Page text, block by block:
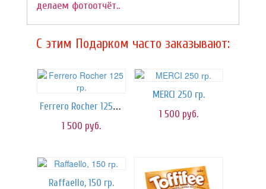
делаем фотоотчёт..
C этим Подарком часто заказывают:
Ferrero Rocher 125 гр.
1 500 руб.
MERCI 250 гр.
1 500 руб.
Raffaello, 150 гр.